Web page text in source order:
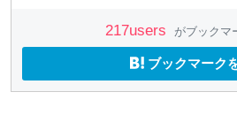
217users がブックマ
ブックマーク